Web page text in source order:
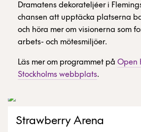
Dramatens dekorateljéer i
chansen att upptäcka platserna
och höra mer om visionerna som
arbets- och mötesmiljöer.
Läs mer om programmet på Open
Stockholms webbplats.
Strawberry Arena